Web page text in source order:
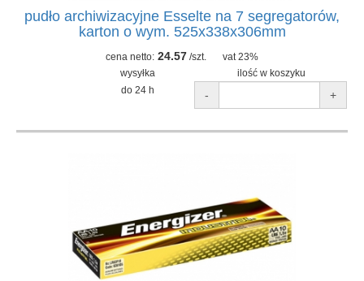
pudło archiwizacyjne Esselte na 7 segregatorów,
karton o wym. 525x338x306mm
cena netto: 24.57 /szt.
vat 23%
wysyłka
ilość w koszyku
do 24 h
- +